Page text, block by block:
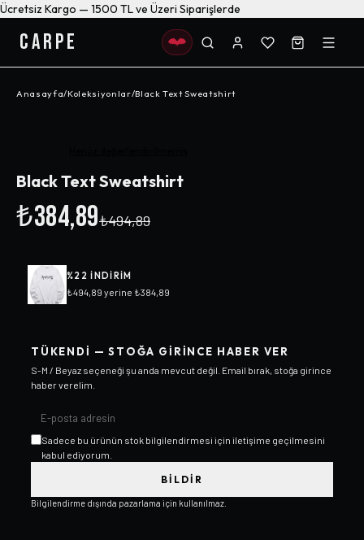
Ücretsiz Kargo — 1500 TL ve Üzeri Siparişlerde
CARPE
Anasayfa/Koleksiyonlar/Black Text Sweatshirt
Black Text Sweatshirt
₺384,89₺494,89
%22 INDIRIM
₺494,89 yerine ₺384,89
TÜKENDI — STOĞA GIRINCE HABER VER
S-M / Beyaz seçeneği şu anda mevcut değil. Email bırak, stoğa girince
haber verelim.
Sadece bu ürünün stok bilgilendirmesi için iletişime geçilmesini
kabul ediyorum.
BILDIR
Bilgilendirme dışında pazarlama için kullanılmaz.